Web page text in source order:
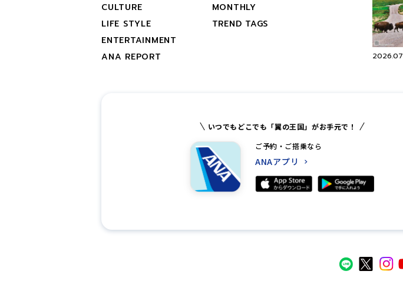
CULTURE
LIFE STYLE
ENTERTAINMENT
ANA REPORT
MONTHLY
TREND TAGS
2026.07
いつでもどこでも「翼の王国」がお手元で！
ご予約・ご搭乗なら
ANAアプリ